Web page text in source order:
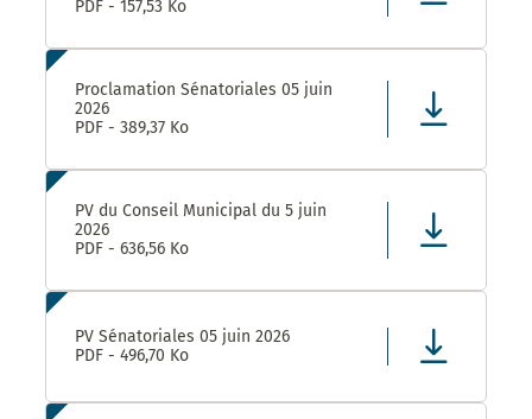
PDF - 157,53 Ko
Proclamation Sénatoriales 05 juin
2026
PDF - 389,37 Ko
PV du Conseil Municipal du 5 juin
2026
PDF - 636,56 Ko
PV Sénatoriales 05 juin 2026
PDF - 496,70 Ko